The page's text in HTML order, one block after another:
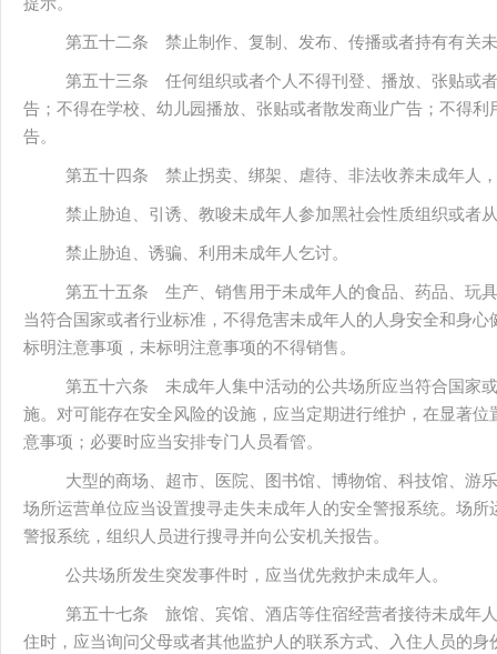
第五十二条 禁止制作、复制、发布、传播或者持有有关
第五十三条 任何组织或者个人不得刊登、播放、张贴或
告；不得在学校、幼儿园播放、张贴或者散发商业广告；不得
告。
第五十四条 禁止拐卖、绑架、虐待、非法收养未成年人
禁止胁迫、引诱、教唆未成年人参加黑社会性质组织或者
禁止胁迫、诱骗、利用未成年人乞讨。
第五十五条 生产、销售用于未成年人的食品、药品、玩
当符合国家或者行业标准，不得危害未成年人的人身安全和身
标明注意事项，未标明注意事项的不得销售。
第五十六条 未成年人集中活动的公共场所应当符合国家
施。对可能存在安全风险的设施，应当定期进行维护，在显著
意事项；必要时应当安排专门人员看管。
大型的商场、超市、医院、图书馆、博物馆、科技馆、游
场所运营单位应当设置搜寻走失未成年人的安全警报系统。场
警报系统，组织人员进行搜寻并向公安机关报告。
公共场所发生突发事件时，应当优先救护未成年人。
第五十七条 旅馆、宾馆、酒店等住宿经营者接待未成年
住时，应当询问父母或者其他监护人的联系方式、入住人员的